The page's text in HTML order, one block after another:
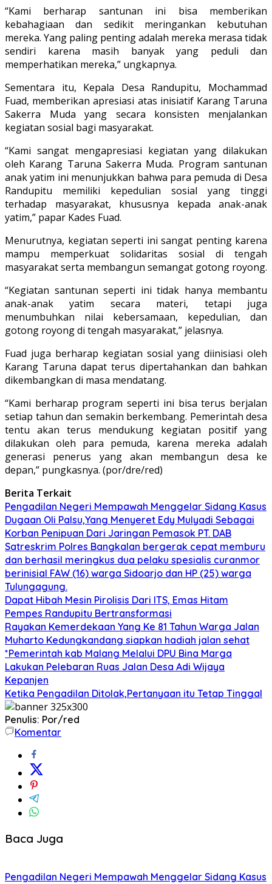
“Kami berharap santunan ini bisa memberikan
kebahagiaan dan sedikit meringankan kebutuhan
mereka. Yang paling penting adalah mereka merasa tidak
sendiri karena masih banyak yang peduli dan
memperhatikan mereka,” ungkapnya.
Sementara itu, Kepala Desa Randupitu, Mochammad
Fuad, memberikan apresiasi atas inisiatif Karang Taruna
Sakerra Muda yang secara konsisten menjalankan
kegiatan sosial bagi masyarakat.
“Kami sangat mengapresiasi kegiatan yang dilakukan
oleh Karang Taruna Sakerra Muda. Program santunan
anak yatim ini menunjukkan bahwa para pemuda di Desa
Randupitu memiliki kepedulian sosial yang tinggi
terhadap masyarakat, khususnya kepada anak-anak
yatim,” papar Kades Fuad.
Menurutnya, kegiatan seperti ini sangat penting karena
mampu memperkuat solidaritas sosial di tengah
masyarakat serta membangun semangat gotong royong.
“Kegiatan santunan seperti ini tidak hanya membantu
anak-anak yatim secara materi, tetapi juga
menumbuhkan nilai kebersamaan, kepedulian, dan
gotong royong di tengah masyarakat,” jelasnya.
Fuad juga berharap kegiatan sosial yang diinisiasi oleh
Karang Taruna dapat terus dipertahankan dan bahkan
dikembangkan di masa mendatang.
“Kami berharap program seperti ini bisa terus berjalan
setiap tahun dan semakin berkembang. Pemerintah desa
tentu akan terus mendukung kegiatan positif yang
dilakukan oleh para pemuda, karena mereka adalah
generasi penerus yang akan membangun desa ke
depan,” pungkasnya. (por/dre/red)
Berita Terkait
Pengadilan Negeri Mempawah Menggelar Sidang Kasus
Dugaan Oli Palsu,Yang Menyeret Edy Mulyadi Sebagai
Korban Penipuan Dari Jaringan Pemasok PT. DAB
Satreskrim Polres Bangkalan bergerak cepat memburu
dan berhasil meringkus dua pelaku spesialis curanmor
berinisial FAW (16) warga Sidoarjo dan HP (25) warga
Tulungagung.
Dapat Hibah Mesin Pirolisis Dari ITS, Emas Hitam
Pempes Randupitu Bertransformasi
Rayakan Kemerdekaan Yang Ke 81 Tahun Warga Jalan
Muharto Kedungkandang siapkan hadiah jalan sehat
*Pemerintah kab Malang Melalui DPU Bina Marga
Lakukan Pelebaran Ruas Jalan Desa Adi Wijaya
Kepanjen
Ketika Pengadilan Ditolak,Pertanyaan itu Tetap Tinggal
Penulis: Por/red
Komentar
Baca Juga
Pengadilan Negeri Mempawah Menggelar Sidang Kasus